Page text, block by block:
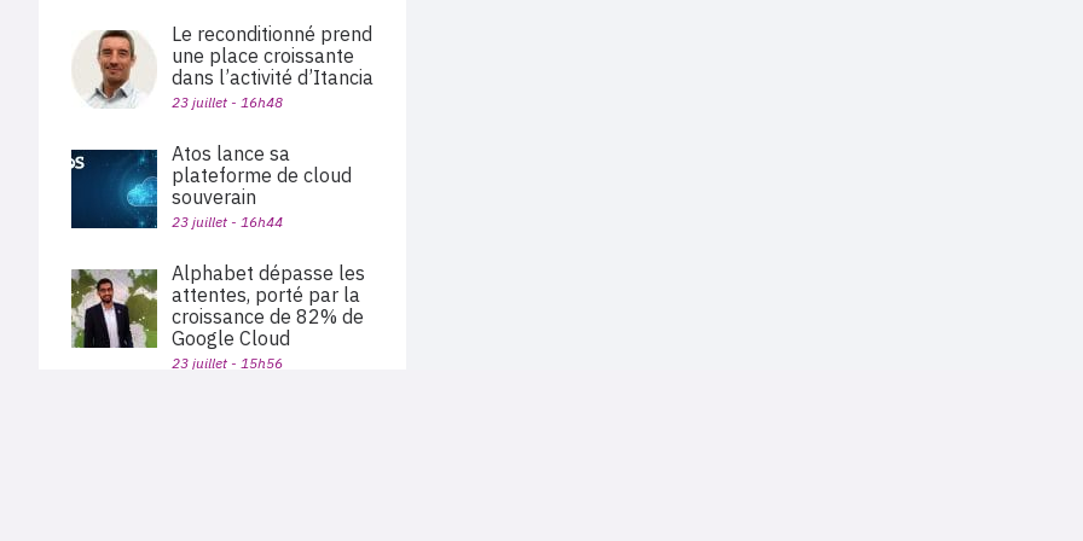
Le reconditionné prend
une place croissante
dans l’activité d’Itancia
23 juillet - 16h48
Atos lance sa
plateforme de cloud
souverain
23 juillet - 16h44
Alphabet dépasse les
attentes, porté par la
croissance de 82% de
Google Cloud
23 juillet - 15h56